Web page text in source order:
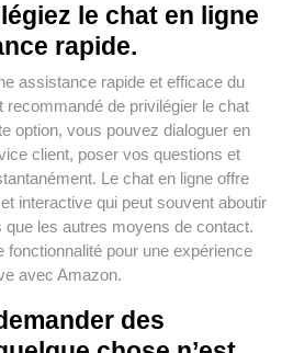
le chat en ligne
rapide.
assistance rapide et efficace du
de privilégier le chat
option, vous pouvez dialoguer en
client, poser vos questions et
Le chat en ligne offre
interactive qui peut souvent aboutir
les autres moyens de contact.
fonctionnalité pour une expérience
avec Amazon.
des